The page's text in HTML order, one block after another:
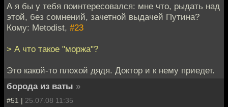
А я бы у тебя поинтересовался: мне что, рыдать над
этой, без сомнений, зачетной выдачей Путина?
Кому: Metodist, #23
> А что такое "моржа"?
Это какой-то плохой дядя. Доктор и к нему приедет.
борода из ваты »
#51 | 25.07.08 11:35